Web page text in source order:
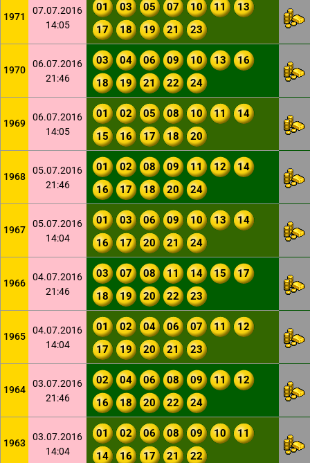
1971
07.07.2016
14:05
01 03 05 07 10 11
13
17
18 19 21 23
1970
06.07.2016
21:46
03 04 06 09 10 13
16
18
19 21 22 24
1969
06.07.2016
14:05
01 02 05 08 10 11
14
15
16 17 18 20
1968
05.07.2016
21:46
01 02 08 09 11 12
14
16
17 18 20 24
1967
05.07.2016
14:04
01 03 06 09 10 13
14
16
17 20 21 24
1966
04.07.2016
21:46
03 07 08 11 14 15
17
18
19 20 22 23
1965
04.07.2016
14:04
01 02 04 06 07 11
12
17
19 20 21 23
1964
03.07.2016
21:46
02 04 06 08 09 11
12
16
18 20 22 24
1963
03.07.2016
14:04
01 02 06 08 09 10
11
14
16 17 21 22